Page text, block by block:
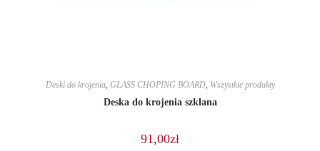
Deski do krojenia, GLASS CHOPING BOARD, Wszystkie produkty
Deska do krojenia szklana
91,00zł